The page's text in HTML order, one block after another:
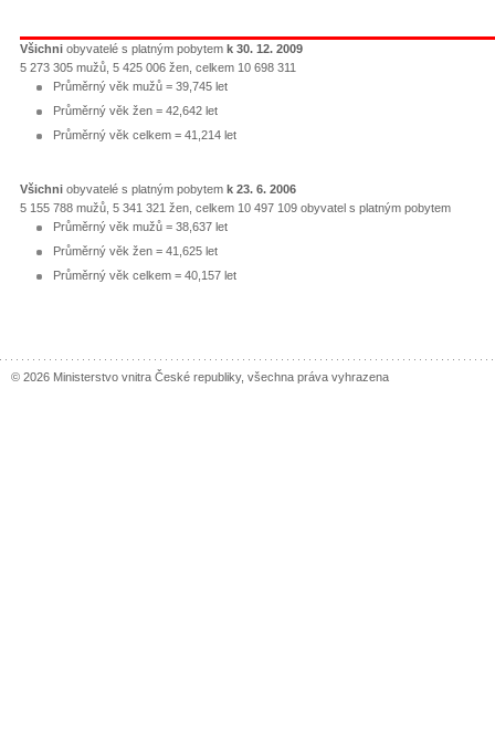
Všichni obyvatelé s platným pobytem k 30. 12. 2009
5 273 305 mužů, 5 425 006 žen, celkem 10 698 311
Průměrný věk mužů = 39,745 let
Průměrný věk žen = 42,642 let
Průměrný věk celkem = 41,214 let
Všichni obyvatelé s platným pobytem k 23. 6. 2006
5 155 788 mužů, 5 341 321 žen, celkem 10 497 109 obyvatel s platným pobytem
Průměrný věk mužů = 38,637 let
Průměrný věk žen = 41,625 let
Průměrný věk celkem = 40,157 let
© 2026 Ministerstvo vnitra České republiky, všechna práva vyhrazena